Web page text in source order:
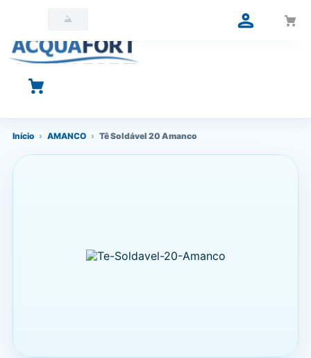
O que você está procurando?
Início › AMANCO › Tê Soldável 20 Amanco